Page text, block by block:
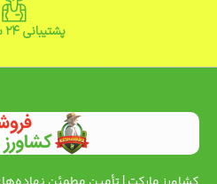
پشتیبانی ۲۴ ساعته